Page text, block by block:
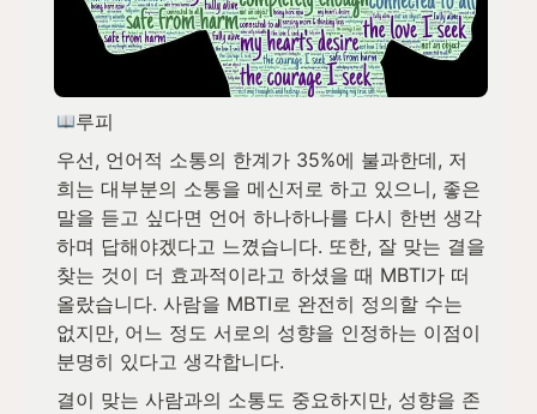
루피
우선, 언어적 소통의 한계가 35%에 불과한데, 저
희는 대부분의 소통을 메신저로 하고 있으니, 좋은
말을 듣고 싶다면 언어 하나하나를 다시 한번 생각
하며 답해야겠다고 느꼈습니다. 또한, 잘 맞는 결을
찾는 것이 더 효과적이라고 하셨을 때 MBTI가 떠
올랐습니다. 사람을 MBTI로 완전히 정의할 수는
없지만, 어느 정도 서로의 성향을 인정하는 이점이
분명히 있다고 생각합니다.
결이 맞는 사람과의 소통도 중요하지만, 성향을 존